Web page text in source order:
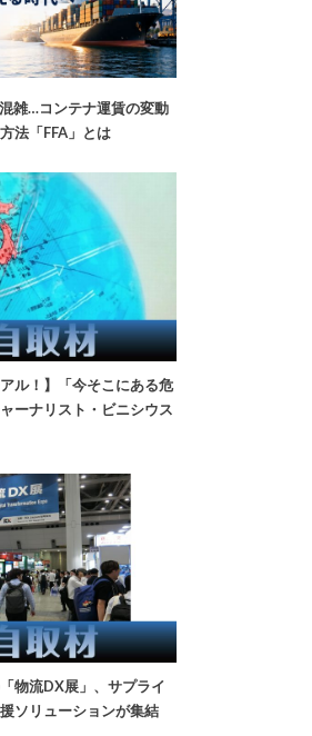
雑…コンテナ運賃の変動
法「FFA」とは
ル！】「今そこにある危
ーナリスト・ビニシウス
物流DX展」、サプライ
ソリューションが集結